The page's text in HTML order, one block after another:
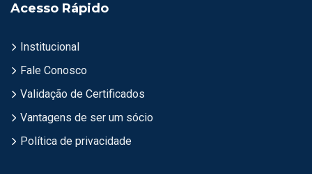
Acesso Rápido
Institucional
Fale Conosco
Validação de Certificados
Vantagens de ser um sócio
Política de privacidade